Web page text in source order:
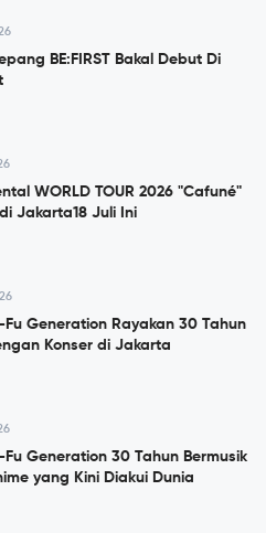
BE:FIRST Bakal Debut Di
WORLD TOUR 2026 "Cafuné"
Jakarta18 Juli Ini
Generation Rayakan 30 Tahun
Konser di Jakarta
Generation 30 Tahun Bermusik
yang Kini Diakui Dunia